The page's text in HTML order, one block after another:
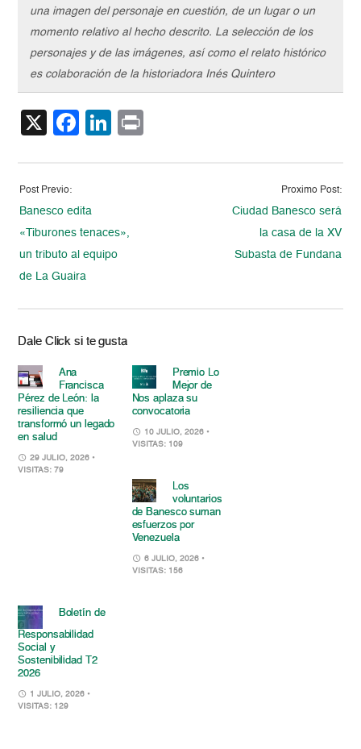
una imagen del personaje en cuestión, de un lugar o un
momento relativo al hecho descrito. La selección de los
personajes y de las imágenes, así como el relato histórico
es colaboración de la historiadora Inés Quintero
X Facebook
LinkedIn
Post Previo:
Banesco edita
«Tiburones tenaces»,
un tributo al equipo
de La Guaira
Proximo Post:
Ciudad Banesco será
la casa de la XV
Subasta de Fundana
Dale Click si te gusta
Ana
Francisca
Pérez de León: la
resiliencia que
transformó un legado
en salud
29 JULIO, 2026 •
VISITAS: 79
Premio Lo
Mejor de
Nos aplaza su
convocatoria
10 JULIO, 2026 •
VISITAS: 109
Los
voluntarios
de Banesco suman
esfuerzos por
Venezuela
6 JULIO, 2026 •
VISITAS: 156
Boletín de
Responsabilidad
Social y
Sostenibilidad T2
2026
1 JULIO, 2026 •
VISITAS: 129